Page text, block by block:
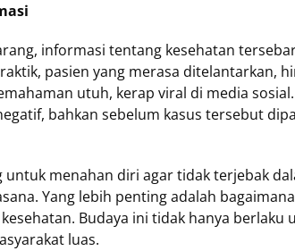
informasi tentang kesehatan
pasien yang merasa ditelantarkan,
utuh, kerap viral di media
bahkan sebelum kasus tersebut
untuk menahan diri agar tidak terjebak
Yang lebih penting adalah
Budaya ini tidak hanya berlaku
luas.